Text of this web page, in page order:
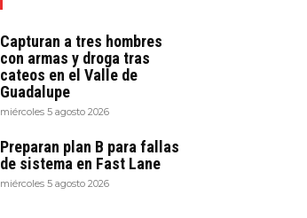
Capturan a tres hombres
con armas y droga tras
cateos en el Valle de
Guadalupe
miércoles 5 agosto 2026
Preparan plan B para fallas
de sistema en Fast Lane
miércoles 5 agosto 2026